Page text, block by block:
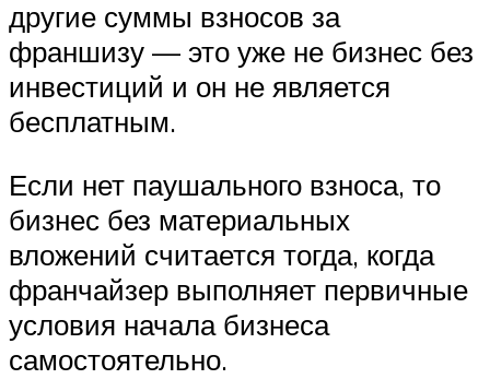
другие суммы взносов за
франшизу — это уже не бизнес без
инвестиций и он не является
бесплатным.
Если нет паушального взноса, то
бизнес без материальных
вложений считается тогда, когда
франчайзер выполняет первичные
условия начала бизнеса
самостоятельно.